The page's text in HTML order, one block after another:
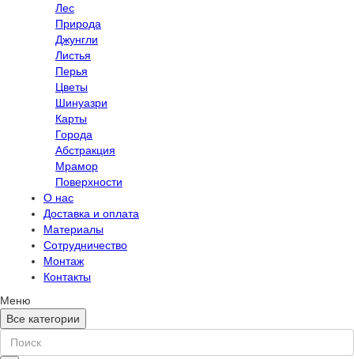
Лес
Природа
Джунгли
Листья
Перья
Цветы
Шинуазри
Карты
Города
Абстракция
Мрамор
Поверхности
О нас
Доставка и оплата
Материалы
Сотрудничество
Монтаж
Контакты
Меню
Все категории